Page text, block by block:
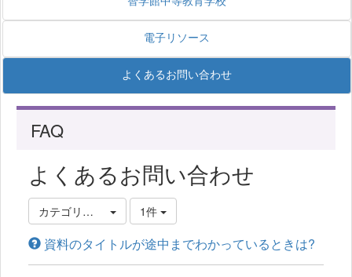
電子リソース
よくあるお問い合わせ
FAQ
よくあるお問い合わせ
カテゴリ選択 1件
資料のタイトルが途中までわかっているときは?